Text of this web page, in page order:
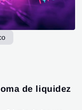
de liquidez